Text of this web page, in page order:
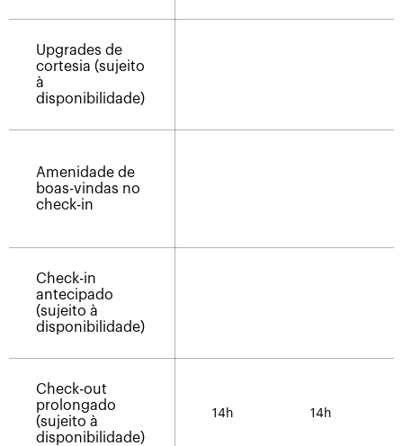
Upgrades de
cortesia (sujeito
à
disponibilidade)
Amenidade de
boas-vindas no
check-in
Check-in
antecipado
(sujeito à
disponibilidade)
Check-out
prolongado
(sujeito à
disponibilidade)
14h 14h